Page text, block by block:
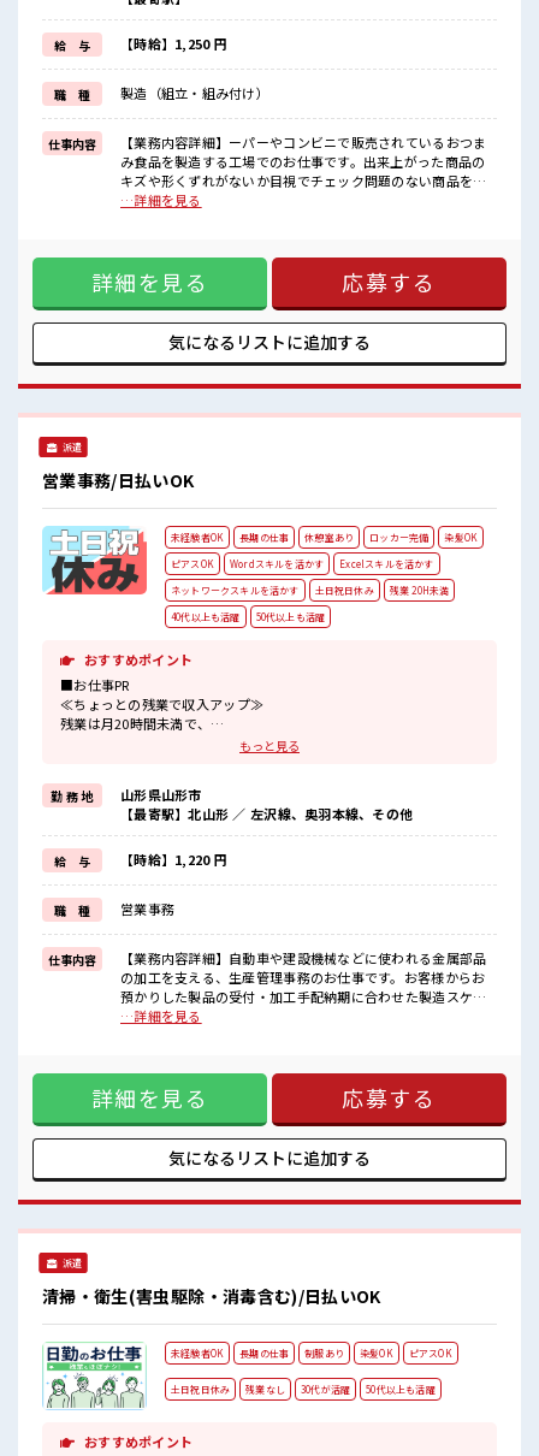
≪ヘアカラーOKで自由な雰囲気の職場≫
明るすぎたり奇抜でなければ基本的に自由！
(規定有)≪機能的な制服アリ≫
制服があるので、
毎日の服装の悩み解消♪
≪様々なお仕事をご提案≫
一人で悩まず気軽に相談できる、
派遣のお仕事です！
■職場の雰囲気
キバツ過ぎなければ髪色・髪型は自由！
あなたの個性を大事にできます♪
給 与 【時給】1,250 円
職 種 製造（組立・組み付け）
仕事内容
【業務内容詳細】ーパーやコンビニで販売されているおつま
み食品を製造する工場でのお仕事です。出来上がった商品の
キズや形くずれがないか目視でチェック問題のない商品を袋
や箱へ包装・箱詰め包装後の商品を次の工程へ運ぶ軽作業扱
してスタートできます。工場内は空調完備で一年中快適！清
潔な食品工場で、コツコツ・モクモク作業が好きな方におす
すめのお仕事です。【取扱製品情報】サラミ・ビーフジャー
キー・チーズ加工品などのおつまみ食品・食肉加工品 ■お仕
事PR ≪女性も仕事をしやすい職場≫ もちろん男性の応募も歓
迎！ ≪プライベートが充実する≫ 場合によってはお願いする
≫ 週末は家族や友人と一緒にプライベート満喫！ ≪ヘアカラ
ーOKで自由な雰囲気の職場≫ 明るすぎたり奇抜でなければ基
で悩まず気軽に相談できる、 派遣のお仕事です！ ■職場の雰
囲気 女性が多い職場ですが男女は問いません！ 応募お待ちし
ております！ キバツ過ぎなければ髪色・髪型は自由！ あなた
の個性を大事にできます♪
…詳細を見る
詳細を見る 応募する
気になるリストに追加する
派遣
営業事務/日払いOK
未経験者OK 長期の仕事 休憩室あり ロッカー完備
染髪OK
ピアスOK
Wordスキルを活かす
Excelスキルを活かす
ネットワークスキルを活かす
土日祝日休み
残業 20H未満
40代以上も活躍
50代以上も活躍
おすすめポイント
■お仕事PR
≪ちょっとの残業で収入アップ≫
残業は月20時間未満で、
週末は家族や友人と一緒にプライベート満喫！
≪髪型自由≫
基本的に髪色自由で明るすぎたり奇抜でなければOKです！
(規定有)≪未経験の方も大カンゲイ≫
新しいことにチャレンジするのは不安だけど、
しっかり働く環境が整っています！
イチからスキルUP・ステップUP目指していきましょう！
≪自分に合った期間で働ける≫
福利厚生が整った派遣のお仕事です！
■職場の雰囲気
髪型・髪色自由♪
派手過ぎなければOKだから、
職場にはロッカー完備！
私物の置きすぎには注意が必要ですね★
もっと見る
勤 務 地
山形県山形市
【最寄駅】北山形 ／ 左沢線、奥羽本線、その他
給 与 【時給】1,220 円
職 種 営業事務
仕事内容
【業務内容詳細】自動車や建設機械などに使われる金属部品
の加工を支える、生産管理事務のお仕事です。お客様からお
預かりした製品の受付・加工手配納期に合わせた製造スケジ
ュールの確認製品の出荷手配や伝票作成担当のお客様との納
荷できるようサポートするポジションです。パソコンの基本
操作ができれば、業界未経験の方も歓迎！先輩スタッフが仕
事の流れを丁寧に教えてくれるので安心してスタートできま
す。人と話すことが好きな方や、事務だけでなく調整業務に
もチャレンジしたい方におすすめです。【取扱製品情報】自
動車・建設機械・産業機械などに使用される熱処理加工済み
月20時間未満で、 ほどよく稼げます♪ ≪週休2日制≫ 週末は
家族や友人と一緒にプライベート満喫！ ≪髪型自由≫ 基本的
のは不安だけど、 しっかり働く環境が整っています！ イチか
らスキルUP・ステップUP目指していきましょう！ ≪自分に
合った期間で働ける≫ 福利厚生が整った派遣のお仕事です！
■職場の雰囲気 髪型・髪色自由♪ 派手過ぎなければOKだか
ら、 モチベーションもUP！ 休憩室でホッと一息リフレッシ
ュ！ 職場にはロッカー完備！ 私物の置きすぎには注意が必要
ですね★
…詳細を見る
詳細を見る 応募する
気になるリストに追加する
派遣
清掃・衛生(害虫駆除・消毒含む)/日払いOK
未経験者OK 長期の仕事 制服あり 染髪OK ピアスOK
土日祝日休み 残業なし 30代が活躍 50代以上も活躍
おすすめポイント